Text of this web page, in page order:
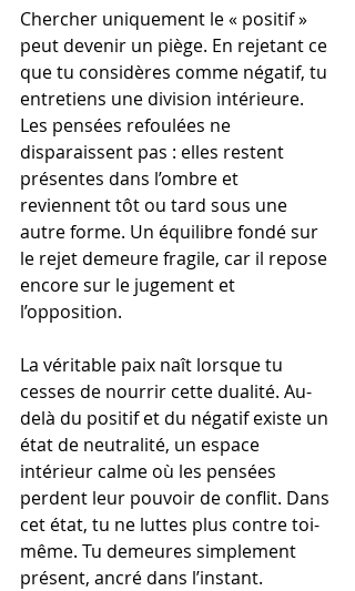
Chercher uniquement le « positif »
peut devenir un piège. En rejetant ce
que tu considères comme négatif, tu
entretiens une division intérieure.
Les pensées refoulées ne
disparaissent pas : elles restent
présentes dans l’ombre et
reviennent tôt ou tard sous une
autre forme. Un équilibre fondé sur
le rejet demeure fragile, car il repose
encore sur le jugement et
l’opposition.
La véritable paix naît lorsque tu
cesses de nourrir cette dualité. Au-
delà du positif et du négatif existe un
état de neutralité, un espace
intérieur calme où les pensées
perdent leur pouvoir de conflit. Dans
cet état, tu ne luttes plus contre toi-
même. Tu demeures simplement
présent, ancré dans l’instant.